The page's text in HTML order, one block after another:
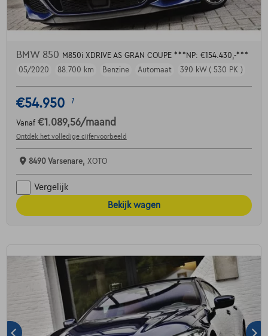
BMW 850 M850i XDRIVE AS GRAN COUPE ***NP: €154.430,-***
05/2020
88.700 km Benzine Automaat 390 kW ( 530 PK )
€54.950 1
Vanaf €1.089,56/maand
Ontdek het volledige cijfervoorbeeld
8490 Varsenare, XOTO
Vergelijk
Bekijk wagen